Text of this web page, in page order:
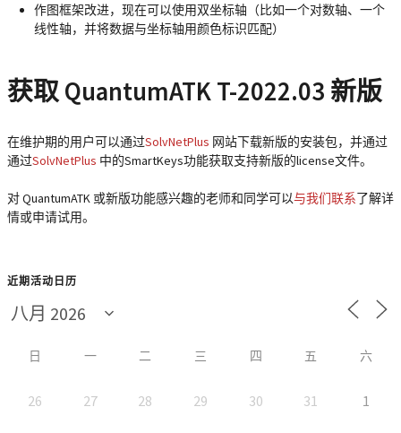
作图框架改进，现在可以使用双坐标轴（比如一个对数轴、一个
线性轴，并将数据与坐标轴用颜色标识匹配）
获取 QuantumATK T-2022.03 新版
在维护期的用户可以通过SolvNetPlus 网站下载新版的安装包，并通过
通过SolvNetPlus 中的SmartKeys功能获取支持新版的license文件。
对 QuantumATK 或新版功能感兴趣的老师和同学可以与我们联系了解详
情或申请试用。
近期活动日历
日 一 二 三 四 五 六
26 27 28 29 30 31 1